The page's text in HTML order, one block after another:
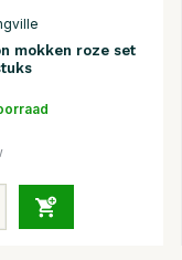
mokken roze set